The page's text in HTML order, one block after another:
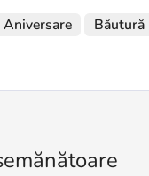
Aniversare Băutură